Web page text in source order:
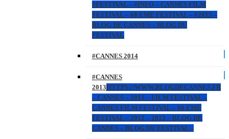
#FESTIVAL – #INFO – CANNES FILM
FESTIVAL – 68 EME FESTIVAL – #2015 –
BLOG DE CANNES – BLOG DU
FESTIVAL
#CANNES 2014
#CANNES
2013HTTPS://WWW.BLOGDECANNES.FR
– CANNES – 2013 – FILM FESTIVAL –
CANNES FILM FESTIVAL – 66 EME
FESTIVAL – 2012 – 2013 – BLOG DE
CANNES – BLOG DU FESTIVAL –